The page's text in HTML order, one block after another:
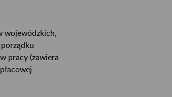
wojewódzkich,
pracy (zawiera